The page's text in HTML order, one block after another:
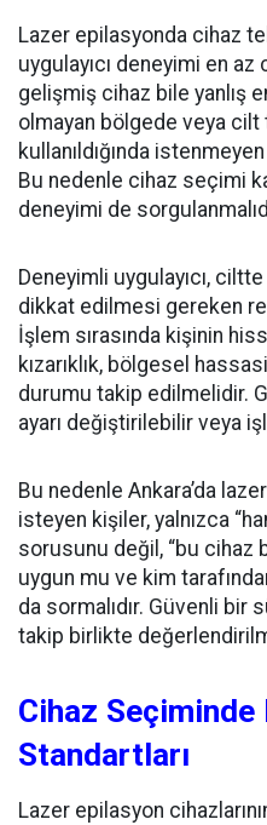
Lazer epilasyonda cihaz
uygulayıcı deneyimi en
gelişmiş cihaz bile yanlış
olmayan bölgede veya
kullanıldığında
Bu nedenle cihaz seçimi
deneyimi de
Deneyimli uygulayıcı,
dikkat edilmesi gereken
İşlem sırasında kişinin
kızarıklık, bölgesel
durumu takip edilmelidir.
ayarı değiştirilebilir veya
Bu nedenle Ankara’da
isteyen kişiler, yalnızca
sorusunu değil, “bu cihaz
uygun mu ve kim
da sormalıdır. Güvenli bir
takip birlikte
Cihaz Seçiminde
Standartları
Lazer epilasyon